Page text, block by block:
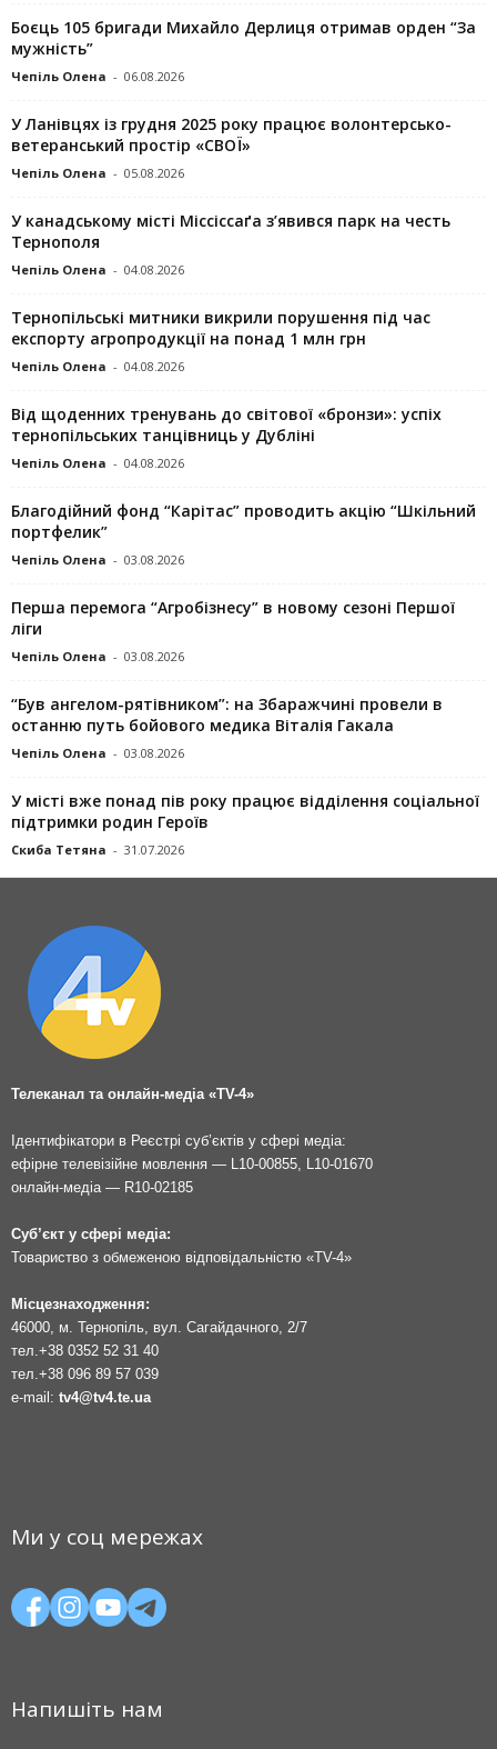
Боєць 105 бригади Михайло Дерлиця отримав орден “За
мужність”
Чепіль Олена - 06.08.2026
У Ланівцях із грудня 2025 року працює волонтерсько-
ветеранський простір «СВОЇ»
Чепіль Олена - 05.08.2026
У канадському місті Міссіссаґа з’явився парк на честь
Тернополя
Чепіль Олена - 04.08.2026
Тернопільські митники викрили порушення під час
експорту агропродукції на понад 1 млн грн
Чепіль Олена - 04.08.2026
Від щоденних тренувань до світової «бронзи»: успіх
тернопільських танцівниць у Дубліні
Чепіль Олена - 04.08.2026
Благодійний фонд “Карітас” проводить акцію “Шкільний
портфелик”
Чепіль Олена - 03.08.2026
Перша перемога “Агробізнесу” в новому сезоні Першої
ліги
Чепіль Олена - 03.08.2026
“Був ангелом-рятівником”: на Збаражчині провели в
останню путь бойового медика Віталія Гакала
Чепіль Олена - 03.08.2026
У місті вже понад пів року працює відділення соціальної
підтримки родин Героїв
Скиба Тетяна - 31.07.2026
Телеканал та онлайн-медіа «TV-4»
Ідентифікатори в Реєстрі суб’єктів у сфері медіа:
ефірне телевізійне мовлення — L10-00855, L10-01670
онлайн-медіа — R10-02185
Суб’єкт у сфері медіа:
Товариство з обмеженою відповідальністю «TV-4»
Місцезнаходження:
46000, м. Тернопіль, вул. Сагайдачного, 2/7
тел.+38 0352 52 31 40
тел.+38 096 89 57 039
e-mail: tv4@tv4.te.ua
Ми у соц мережах
Напишіть нам